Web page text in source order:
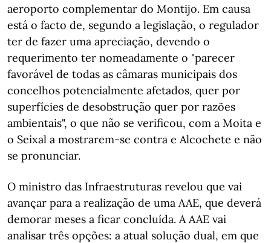
aeroporto complementar do Montijo. Em causa
está o facto de, segundo a legislação, o regulador
ter de fazer uma apreciação, devendo o
requerimento ter nomeadamente o "parecer
favorável de todas as câmaras municipais dos
concelhos potencialmente afetados, quer por
superfícies de desobstrução quer por razões
ambientais", o que não se verificou, com a Moita e
o Seixal a mostrarem-se contra e Alcochete e não
se pronunciar.
O ministro das Infraestruturas revelou que vai
avançar para a realização de uma AAE, que deverá
demorar meses a ficar concluída. A AAE vai
analisar três opções: a atual solução dual, em que